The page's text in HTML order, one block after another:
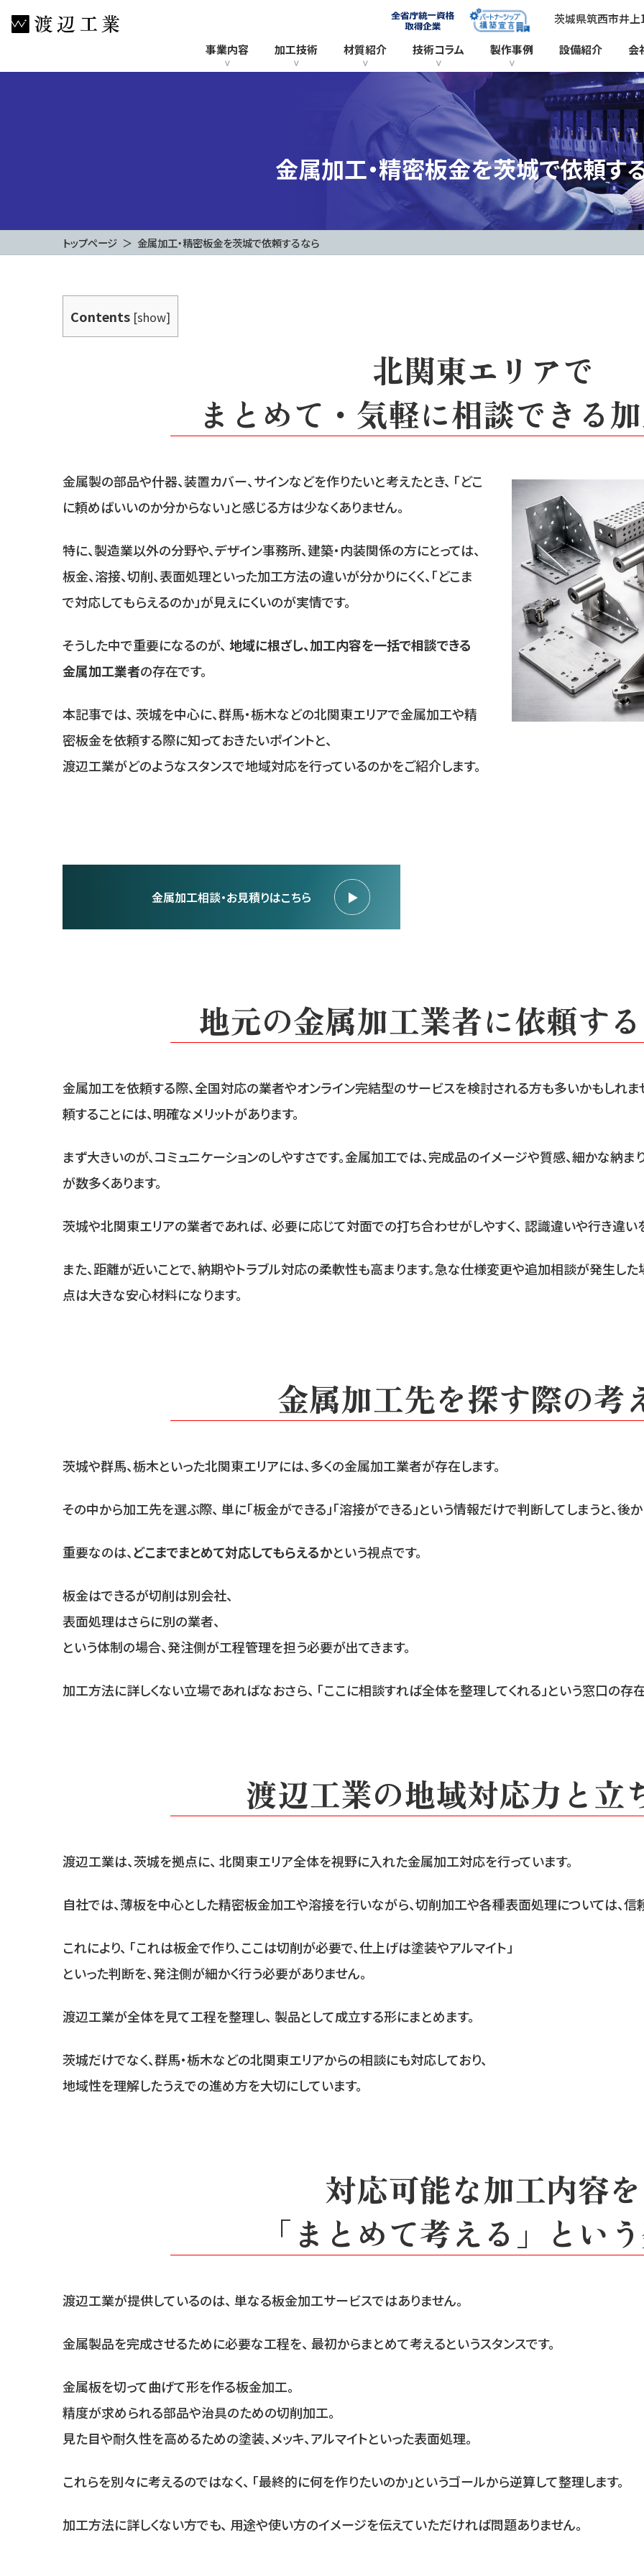
ツ
シ
茨城県筑西市井
事業内容 加工技術 材質紹介 技術コラム 製作事例 設備紹介 会
金属加工・精密板金を茨城で依頼す
トップページ 金属加工・精密板金を茨城で依頼するなら
Contents [show]
北関東エリアで
まとめて・気軽に相談できる
金属製の部品や什器、装置カバー、サインなどを作りたいと考えたとき、 「どこ
に頼めばいいのか分からない」と感じる方は少なくありません。
特に、製造業以外の分野や、デザイン事務所、建築・内装関係の方にとっては、
板金、溶接、切削、表面処理といった加工方法の違いが分かりにくく、「どこま
で対応してもらえるのか」が見えにくいのが実情です。
そうした中で重要になるのが、 地域に根ざし、加工内容を一括で相談できる
金属加工業者の存在です。
本記事では、 茨城を中心に、群馬・栃木などの北関東エリアで金属加工や精
密板金を依頼する際に知っておきたいポイントと、
渡辺工業がどのようなスタンスで地域対応を行っているのかをご紹介します。
金属加工相談・お見積りはこちら
地元の金属加工業者に依頼す
金属加工を依頼する際、全国対応の業者やオンライン完結型のサービスを検討される方も多いかもしれま
頼することには、明確なメリットがあります。
まず大きいのが、コミュニケーションのしやすさです。金属加工では、完成品のイメージや質感、細かな納
が数多くあります。
茨城や北関東エリアの業者であれば、 必要に応じて対面での打ち合わせがしやすく、 認識違いや行き違い
また、距離が近いことで、納期やトラブル対応の柔軟性も高まります。急な仕様変更や追加相談が発生した
点は大きな安心材料になります。
金属加工先を探す際の考
茨城や群馬、栃木といった北関東エリアには、多くの金属加工業者が存在します。
その中から加工先を選ぶ際、 単に「板金ができる」「溶接ができる」という情報だけで判断してしまうと、後
重要なのは、どこまでまとめて対応してもらえるかという視点です。
板金はできるが切削は別会社、
表面処理はさらに別の業者、
という体制の場合、発注側が工程管理を担う必要が出てきます。
加工方法に詳しくない立場であればなおさら、 「ここに相談すれば全体を整理してくれる」という窓口の存
渡辺工業の地域対応力と立
渡辺工業は、茨城を拠点に、 北関東エリア全体を視野に入れた金属加工対応を行っています。
自社では、薄板を中心とした精密板金加工や溶接を行いながら、切削加工や各種表面処理については、信
これにより、 「これは板金で作り、ここは切削が必要で、仕上げは塗装やアルマイト」
といった判断を、発注側が細かく行う必要がありません。
渡辺工業が全体を見て工程を整理し、 製品として成立する形にまとめます。
茨城だけでなく、群馬・栃木などの北関東エリアからの相談にも対応しており、
地域性を理解したうえでの進め方を大切にしています。
対応可能な加工内容を
「まとめて考える」とい
渡辺工業が提供しているのは、 単なる板金加工サービスではありません。
金属製品を完成させるために必要な工程を、 最初からまとめて考えるというスタンスです。
金属板を切って曲げて形を作る板金加工。
精度が求められる部品や治具のための切削加工。
見た目や耐久性を高めるための塗装、メッキ、アルマイトといった表面処理。
これらを別々に考えるのではなく、 「最終的に何を作りたいのか」というゴールから逆算して整理します。
加工方法に詳しくない方でも、 用途や使い方のイメージを伝えていただければ問題ありません。